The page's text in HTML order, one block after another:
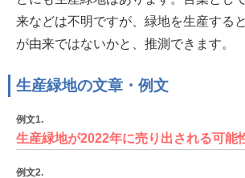
来などは不明ですが、緑地を生産する
が由来ではないかと、推測できます。
生産緑地の文章・例文
例文1.
生産緑地が2022年に売り出される可能
例文2.